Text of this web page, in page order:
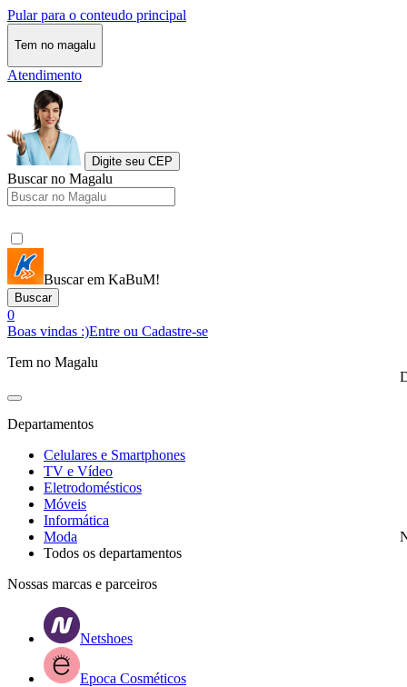
Pular para o conteudo principal
Tem no magalu
Atendimento
Digite seu CEP
Buscar no Magalu
Buscar em KaBuM!
Buscar
0
Boas vindas :)Entre ou Cadastre-se
Tem no Magalu
Departamentos
Celulares e Smartphones
TV e Vídeo
Eletrodomésticos
Móveis
Informática
Moda
Todos os departamentos
Nossas marcas e parceiros
Netshoes
Epoca Cosméticos